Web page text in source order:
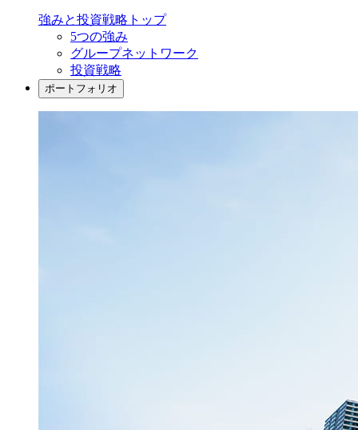
強みと投資戦略 トップ
5つの強み
グループネットワーク
投資戦略
ポートフォリオ